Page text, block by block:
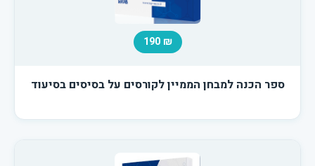
₪ 190
ספר הכנה למבחן הממיין לקורסים על בסיסים בסיעוד